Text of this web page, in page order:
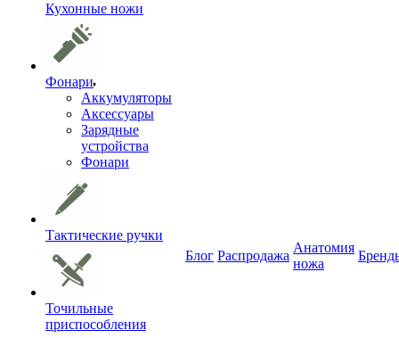
Кухонные ножи
Фонари
Аккумуляторы
Аксессуары
Зарядные
устройства
Фонари
Тактические ручки
Точильные
приспособления
Блог Распродажа
Анатомия
ножа